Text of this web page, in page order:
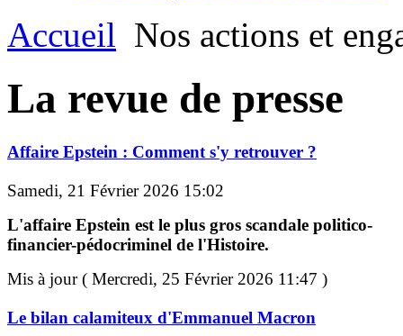
Accueil Nos actions et
La revue de presse
Affaire Epstein : Comment s'y retrouver ?
Samedi, 21 Février 2026 15:02
L'affaire Epstein est le plus gros scandale politico-
financier-pédocriminel de l'Histoire.
Mis à jour ( Mercredi, 25 Février 2026 11:47 )
Le bilan calamiteux d'Emmanuel Macron